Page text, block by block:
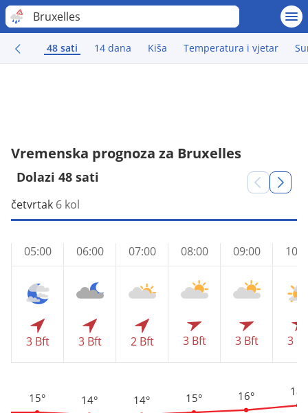
Bruxelles
48 sati 14 dana Kiša Temperatura i vjetar
Vremenska prognoza za Bruxelles
Dolazi 48 sati
četvrtak 6 kol
05:00
3 Bft
15°
06:00
3 Bft
14°
07:00
2 Bft
14°
08:00
3 Bft
15°
09:00
3 Bft
16°
3
18°